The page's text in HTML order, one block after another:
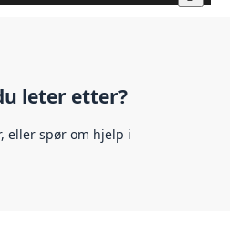
leter etter?
eller spør om hjelp i